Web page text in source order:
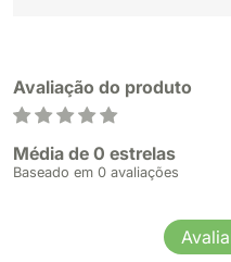
Avaliação do produto
Média de 0 estrelas
Baseado em 0 avaliações